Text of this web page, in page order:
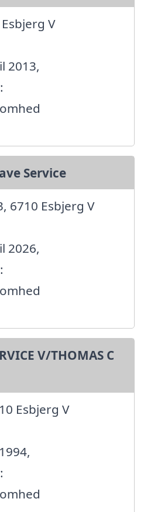
V
2013,
Service
6710 Esbjerg V
2026,
V/THOMAS C
Esbjerg V